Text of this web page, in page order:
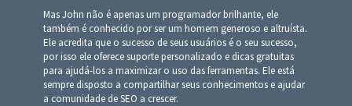
Mas John não é apenas um programador brilhante, ele
também é conhecido por ser um homem generoso e altruísta.
Ele acredita que o sucesso de seus usuários é o seu sucesso,
por isso ele oferece suporte personalizado e dicas gratuitas
para ajudá-los a maximizar o uso das ferramentas. Ele está
sempre disposto a compartilhar seus conhecimentos e ajudar
a comunidade de SEO a crescer.